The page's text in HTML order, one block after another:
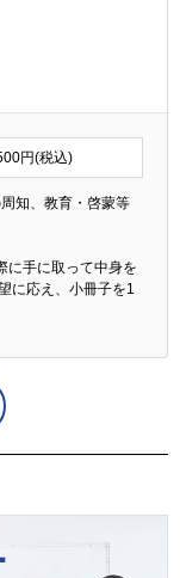
円(税込)
知、教育・啓蒙等
に手に取って中身を
に応え、小冊子を1